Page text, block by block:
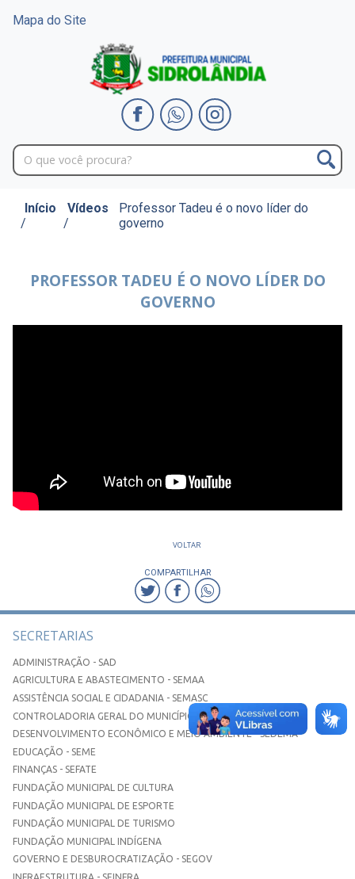
Mapa do Site
Início
/
Vídeos
/
Professor Tadeu é o novo líder do
governo
PROFESSOR TADEU É O NOVO LÍDER DO
GOVERNO
VOLTAR
COMPARTILHAR
SECRETARIAS
ADMINISTRAÇÃO - SAD
AGRICULTURA E ABASTECIMENTO - SEMAA
ASSISTÊNCIA SOCIAL E CIDADANIA - SEMASC
CONTROLADORIA GERAL DO MUNICÍPIO
DESENVOLVIMENTO ECONÔMICO E MEIO AMBIENTE - SEDEMA
EDUCAÇÃO - SEME
FINANÇAS - SEFATE
FUNDAÇÃO MUNICIPAL DE CULTURA
FUNDAÇÃO MUNICIPAL DE ESPORTE
FUNDAÇÃO MUNICIPAL DE TURISMO
FUNDAÇÃO MUNICIPAL INDÍGENA
GOVERNO E DESBUROCRATIZAÇÃO - SEGOV